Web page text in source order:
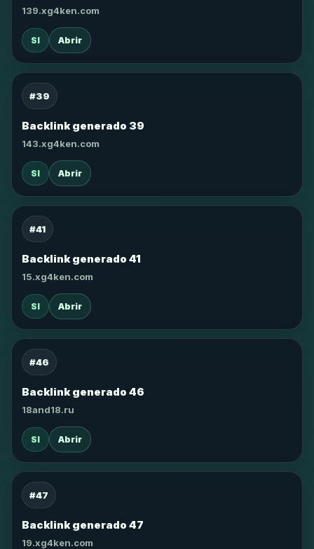
139.xg4ken.com
SI Abrir
#39
Backlink generado 39
143.xg4ken.com
SI Abrir
#41
Backlink generado 41
15.xg4ken.com
SI Abrir
#46
Backlink generado 46
18and18.ru
SI Abrir
#47
Backlink generado 47
19.xg4ken.com